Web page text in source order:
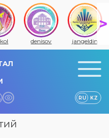
denisov jangeldin
RU KZ